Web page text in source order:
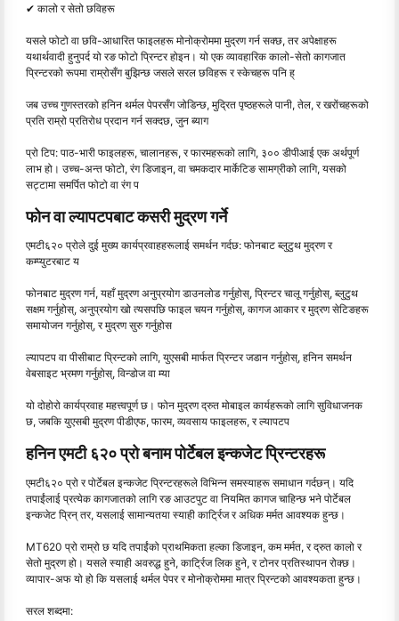
✔ कालो र सेतो छविहरू
यसले फोटो वा छवि-आधारित फाइलहरू मोनोक्रोममा मुद्रण गर्न सक्छ, तर अपेक्षाहरू
यथार्थवादी हुनुपर्द यो रङ फोटो प्रिन्टर होइन। यो एक व्यावहारिक कालो-सेतो कागजात
प्रिन्टरको रूपमा राम्रोसँग बुझिन्छ जसले सरल छविहरू र स्केचहरू पनि ह्
जब उच्च गुणस्तरको हनिन थर्मल पेपरसँग जोडिन्छ, मुद्रित पृष्ठहरूले पानी, तेल, र खरोंचहरूको
प्रति राम्रो प्रतिरोध प्रदान गर्न सक्दछ, जुन ब्याग
प्रो टिप: पाठ-भारी फाइलहरू, चालानहरू, र फारमहरूको लागि, ३०० डीपीआई एक अर्थपूर्ण
लाभ हो। उच्च-अन्त फोटो, रंग डिजाइन, वा चमकदार मार्केटिङ सामग्रीको लागि, यसको
सट्टामा समर्पित फोटो वा रंग प
फोन वा ल्यापटपबाट कसरी मुद्रण गर्ने
एमटी६२० प्रोले दुई मुख्य कार्यप्रवाहहरूलाई समर्थन गर्दछ: फोनबाट ब्लुटुथ मुद्रण र
कम्प्युटरबाट य
फोनबाट मुद्रण गर्न, यहाँ मुद्रण अनुप्रयोग डाउनलोड गर्नुहोस्, प्रिन्टर चालू गर्नुहोस्, ब्लुटुथ
सक्षम गर्नुहोस्, अनुप्रयोग खो त्यसपछि फाइल चयन गर्नुहोस्, कागज आकार र मुद्रण सेटिङहरू
समायोजन गर्नुहोस्, र मुद्रण सुरु गर्नुहोस
ल्यापटप वा पीसीबाट प्रिन्टको लागि, युएसबी मार्फत प्रिन्टर जडान गर्नुहोस्, हनिन समर्थन
वेबसाइट भ्रमण गर्नुहोस्, विन्डोज वा म्या
यो दोहोरो कार्यप्रवाह महत्त्वपूर्ण छ। फोन मुद्रण द्रुत मोबाइल कार्यहरूको लागि सुविधाजनक
छ, जबकि युएसबी मुद्रण पीडीएफ, फारम, व्यवसाय फाइलहरू, र ल्यापटप
हनिन एमटी ६२० प्रो बनाम पोर्टेबल इन्कजेट प्रिन्टरहरू
एमटी६२० प्रो र पोर्टेबल इन्कजेट प्रिन्टरहरूले विभिन्न समस्याहरू समाधान गर्दछन्। यदि
तपाईंलाई प्रत्येक कागजातको लागि रङ आउटपुट वा नियमित कागज चाहिन्छ भने पोर्टेबल
इन्कजेट प्रिन् तर, यसलाई सामान्यतया स्याही कार्ट्रिज र अधिक मर्मत आवश्यक हुन्छ।
MT620 प्रो राम्रो छ यदि तपाईंको प्राथमिकता हल्का डिजाइन, कम मर्मत, र द्रुत कालो र
सेतो मुद्रण हो। यसले स्याही अवरुद्ध हुने, कार्ट्रिज लिक हुने, र टोनर प्रतिस्थापन रोक्छ।
व्यापार-अफ यो हो कि यसलाई थर्मल पेपर र मोनोक्रोममा मात्र प्रिन्टको आवश्यकता हुन्छ।
सरल शब्दमा: